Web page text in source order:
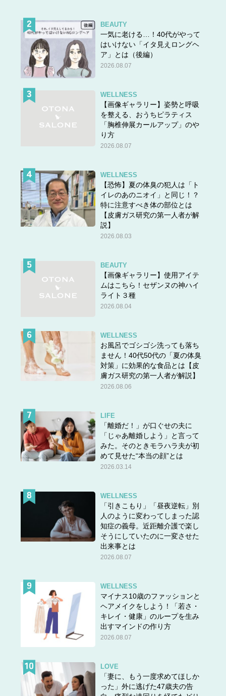
BEAUTY
一気に老ける…！40代がやって
はいけない「イタ見えロングヘ
ア」とは（後編）
2026.08.07
WELLNESS
【画像ギャラリー】姿勢と呼吸
を整える、おうちピラティス
「胸椎伸展カールアップ」のや
り方
2026.08.07
WELLNESS
【恐怖】夏の体臭の犯人は「ト
イレのあのニオイ」と同じ！？
特に注意すべき体の部位とは
【皮膚ガス研究の第一人者が解
説】
2026.08.03
BEAUTY
【画像ギャラリー】使用アイテ
ムはこちら！セザンヌの神ハイ
ライト３種
2026.08.04
WELLNESS
お風呂でゴシゴシ洗っても落ち
ません！40代50代の「夏の体臭
対策」に効果的な食品とは【皮
膚ガス研究の第一人者が解説】
2026.08.06
LIFE
「離婚だ！」が口ぐせの夫に
「じゃあ離婚しよう」と言って
みた。そのときモラハラ夫が初
めて見せた“本当の顔”とは
2026.03.14
WELLNESS
「引きこもり」「昼夜逆転」別
人のように変わってしまった認
知症の義母。近距離介護で楽し
そうにしていたのに一変させた
出来事とは
2026.08.07
WELLNESS
マイナス10歳のファッションと
ヘアメイクをしよう！「若さ・
キレイ・健康」のループを生み
出すマインドの作り方
2026.08.07
LOVE
「妻に、もう一度求めてほしか
った」外に逃げた47歳夫の告